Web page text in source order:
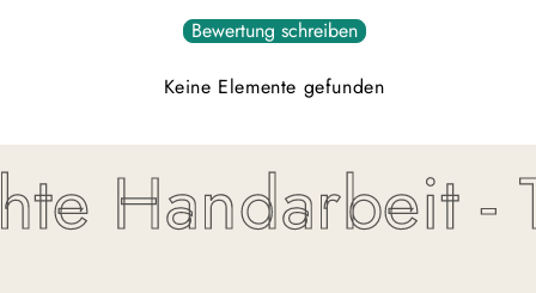
Bewertung schreiben
Keine Elemente gefunden
Handarbeit -